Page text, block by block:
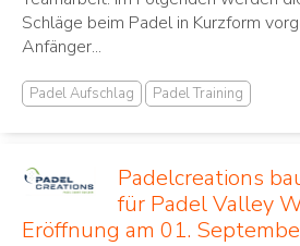
Schläge beim Padel in Kurzform
Anfänger...
Padel Aufschlag Padel Training
Padelcreations
für Padel Valley
Eröffnung am 01.